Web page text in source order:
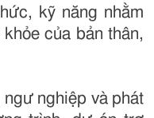
kỹ năng nhằm
của bản thân,
nghiệp và phát